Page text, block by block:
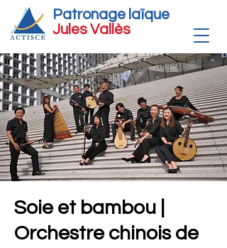
Patronage laïque
Jules Vallès
Soie et bambou |
Orchestre chinois de